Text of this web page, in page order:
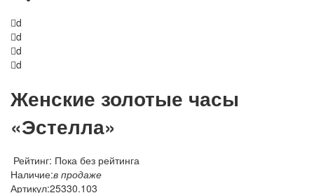
d
d
d
d
Женские золотые часы
«Эстелла»
Рейтинг: Пока без рейтинга
Наличие:в продаже
Артикул:25330.103